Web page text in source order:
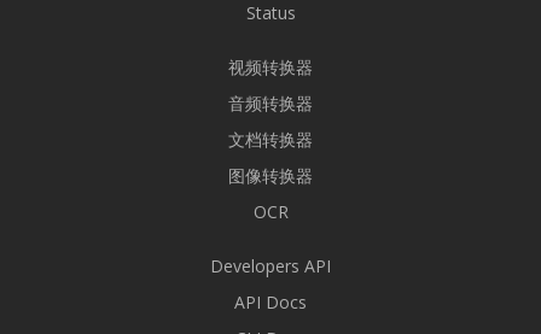
Status
视频转换器
音频转换器
文档转换器
图像转换器
OCR
Developers API
API Docs